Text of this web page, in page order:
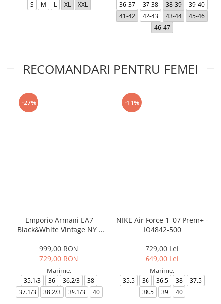
S M L XL XXL 36-37 37-38 38-39
39-40
41-42
42-43 43-44
45-46
46-47
RECOMANDARI PENTRU FEMEI
-27%
Emporio Armani EA7
Black&White Vintage NY -
999,00 RON
729,00 RON
Marime:
35.1/3 36 36.2/3
38
37.1/3
38.2/3 39.1/3 40
-11%
NIKE Air Force 1 '07 Prem+ -
IO4842-500
729,00 Lei
649,00 Lei
Marime:
35.5 36 36.5 38
37.5
38.5
39 40